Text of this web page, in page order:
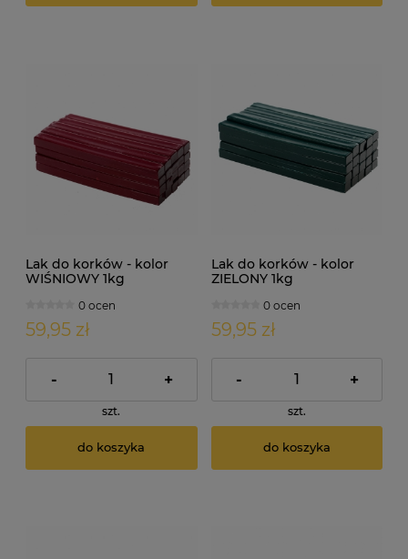
Lak do korków - kolor
WIŚNIOWY 1kg
0 ocen
59,95 zł
- +
szt.
do koszyka
Lak do korków - kolor
ZIELONY 1kg
0 ocen
59,95 zł
- +
szt.
do koszyka